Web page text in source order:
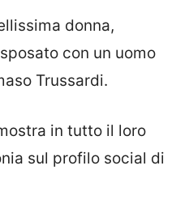
donna,
con un uomo
Trussardi.
in tutto il loro
sul profilo social di